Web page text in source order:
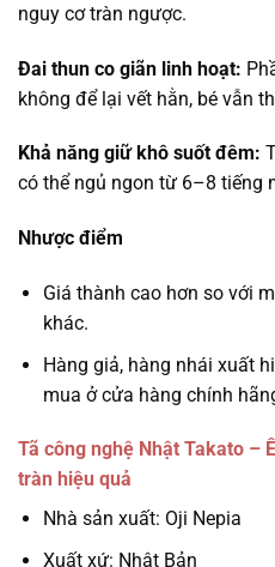
nguy cơ tràn ngược.
Đai thun co giãn linh hoạt:
không để lại vết hằn, bé vẫn
Khả năng giữ khô suốt đêm:
có thể ngủ ngon từ 6–8 tiếng
Nhược điểm
Giá thành cao hơn so với
khác.
Hàng giả, hàng nhái xuất
mua ở cửa hàng chính
Tã công nghệ Nhật Takato –
tràn hiệu quả
Nhà sản xuất: Oji Nepia
Xuất xứ: Nhật Bản